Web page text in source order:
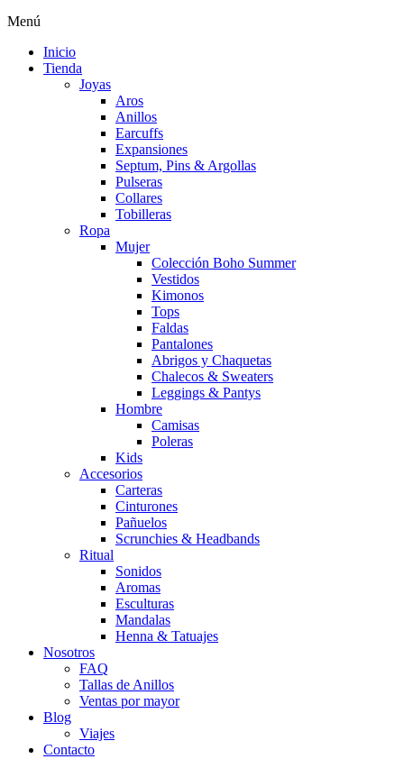
Menú
Inicio
Tienda
Joyas
Aros
Anillos
Earcuffs
Expansiones
Septum, Pins & Argollas
Pulseras
Collares
Tobilleras
Ropa
Mujer
Colección Boho Summer
Vestidos
Kimonos
Tops
Faldas
Pantalones
Abrigos y Chaquetas
Chalecos & Sweaters
Leggings & Pantys
Hombre
Camisas
Poleras
Kids
Accesorios
Carteras
Cinturones
Pañuelos
Scrunchies & Headbands
Ritual
Sonidos
Aromas
Esculturas
Mandalas
Henna & Tatuajes
Nosotros
FAQ
Tallas de Anillos
Ventas por mayor
Blog
Viajes
Contacto